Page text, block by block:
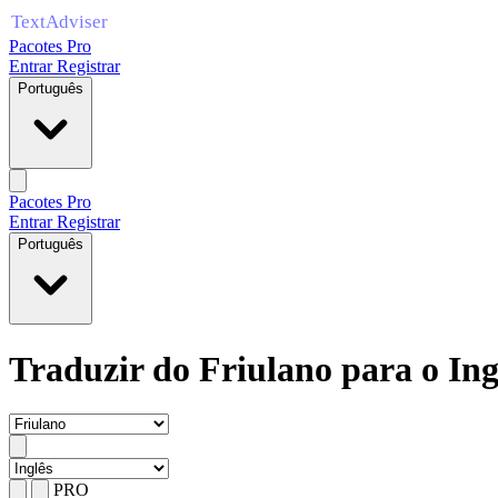
Pacotes Pro
EntrarRegistrar
Português
Pacotes Pro
EntrarRegistrar
Português
Traduzir do Friulano para o
PRO